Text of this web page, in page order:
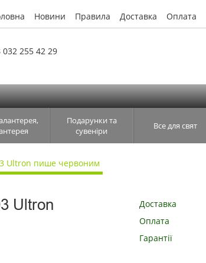
Новини Правила Доставка Оплата
032 255 42 29
Подарунки та
сувеніри
Все для свят
Ultron пише червоним
Ultron
Доставка
Оплата
Гарантії